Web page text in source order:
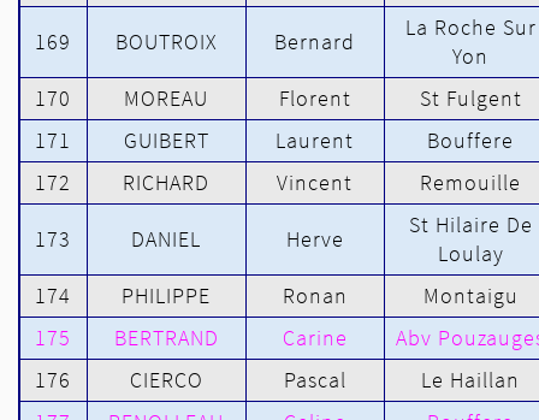
169 BOUTROIX Bernard
La Roche Sur
Yon
170
MOREAU Florent
St Fulgent
171
GUIBERT Laurent
Bouffere
172
RICHARD Vincent Remouille
173 DANIEL Herve
St Hilaire De
Loulay
174
PHILIPPE Ronan
Montaigu
175
BERTRAND Carine
Abv
176
CIERCO Pascal
Le Haillan